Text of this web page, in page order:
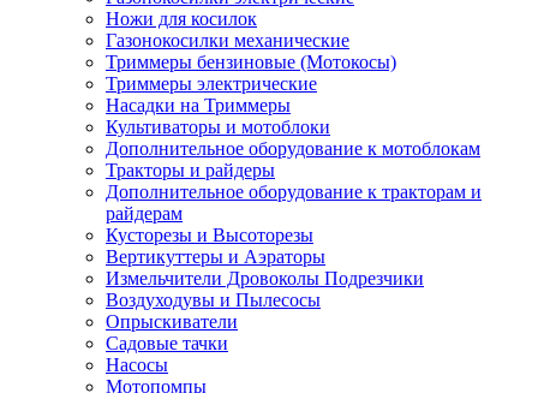
Ножи для косилок
Газонокосилки механические
Триммеры бензиновые (Мотокосы)
Триммеры электрические
Насадки на Триммеры
Культиваторы и мотоблоки
Дополнительное оборудование к мотоблокам
Тракторы и райдеры
Дополнительное оборудование к тракторам и
райдерам
Кусторезы и Высоторезы
Вертикуттеры и Аэраторы
Измельчители Дровоколы Подрезчики
Воздуходувы и Пылесосы
Опрыскиватели
Садовые тачки
Насосы
Мотопомпы